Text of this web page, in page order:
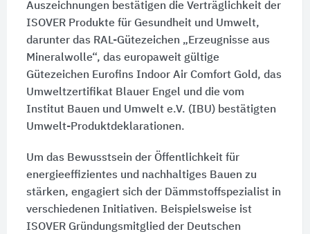
Auszeichnungen bestätigen die Verträglichkeit der
ISOVER Produkte für Gesundheit und Umwelt,
darunter das RAL-Gütezeichen „Erzeugnisse aus
Mineralwolle“, das europaweit gültige
Gütezeichen Eurofins Indoor Air Comfort Gold, das
Umweltzertifikat Blauer Engel und die vom
Institut Bauen und Umwelt e.V. (IBU) bestätigten
Umwelt-Produktdeklarationen.
Um das Bewusstsein der Öffentlichkeit für
energieeffizientes und nachhaltiges Bauen zu
stärken, engagiert sich der Dämmstoffspezialist in
verschiedenen Initiativen. Beispielsweise ist
ISOVER Gründungsmitglied der Deutschen